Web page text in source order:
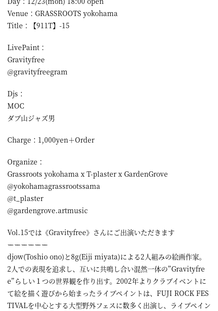
Venue：GRASSROOTS yokohama
Title：【911T】-15
LivePaint：
Gravityfree
@gravityfreegram
Djs：
MOC
ダブ山ジャズ男
Charge：1,000yen＋Order
Organize：
Grassroots yokohama x T-plaster x GardenGrove
@yokohamagrassrootssama
@t_plaster
@gardengrove.artmusic
Vol.15では《Gravityfree》さんにご出演いただきます
ーーーーーー
djow(Toshio ono)と8g(Eiji miyata)による2人組みの絵画作家。
2人での表現を追求し、互いに共鳴し合い混然一体の”Gravityfre
e”らしい１つの世界観を作り出す。2002年よりクラブイベントに
て絵を描く遊びから始まったライブペイントは、FUJI ROCK FES
TIVALを中心とする大型野外フェスに数多く出演し、ライブペイン